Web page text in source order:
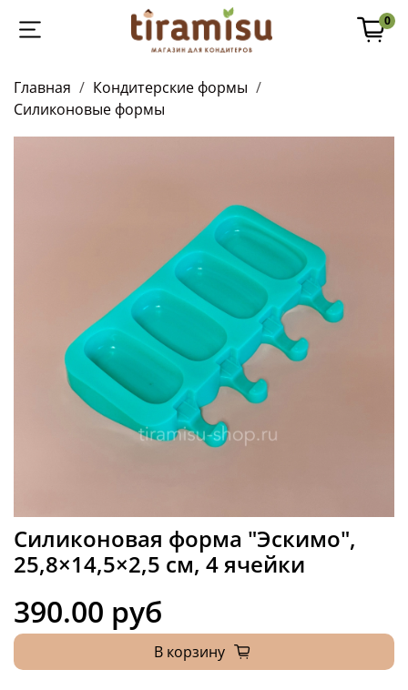
0
Главная
Кондитерские формы
Силиконовые формы
Силиконовая форма "Эскимо",
25,8×14,5×2,5 см, 4 ячейки
390.00 руб
В корзину